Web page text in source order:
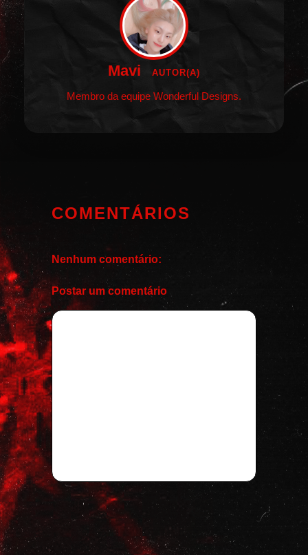
Mavi AUTOR(A)
Membro da equipe Wonderful Designs.
COMENTÁRIOS
Nenhum comentário:
Postar um comentário